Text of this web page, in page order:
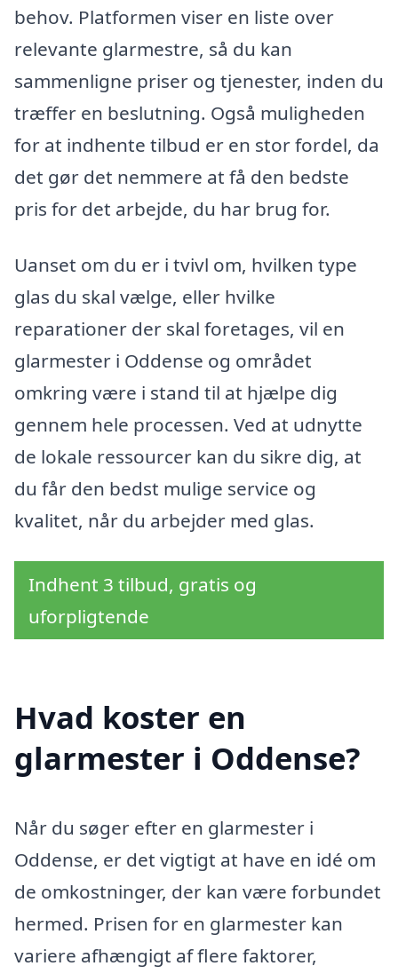
behov. Platformen viser en liste over
relevante glarmestre, så du kan
sammenligne priser og tjenester, inden du
træffer en beslutning. Også muligheden
for at indhente tilbud er en stor fordel, da
det gør det nemmere at få den bedste
pris for det arbejde, du har brug for.
Uanset om du er i tvivl om, hvilken type
glas du skal vælge, eller hvilke
reparationer der skal foretages, vil en
glarmester i Oddense og området
omkring være i stand til at hjælpe dig
gennem hele processen. Ved at udnytte
de lokale ressourcer kan du sikre dig, at
du får den bedst mulige service og
kvalitet, når du arbejder med glas.
Indhent 3 tilbud, gratis og
uforpligtende
Hvad koster en
glarmester i Oddense?
Når du søger efter en glarmester i
Oddense, er det vigtigt at have en idé om
de omkostninger, der kan være forbundet
hermed. Prisen for en glarmester kan
variere afhængigt af flere faktorer,